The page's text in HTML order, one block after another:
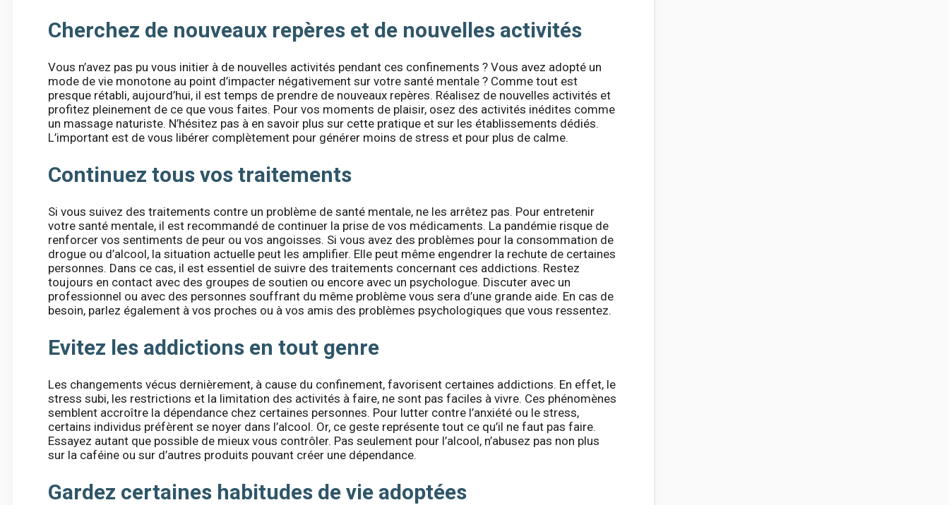
Cherchez de nouveaux repères et de nouvelles activités
Vous n’avez pas pu vous initier à de nouvelles activités pendant ces confinements ? Vous avez adopté un
mode de vie monotone au point d’impacter négativement sur votre santé mentale ? Comme tout est
presque rétabli, aujourd’hui, il est temps de prendre de nouveaux repères. Réalisez de nouvelles activités et
profitez pleinement de ce que vous faites. Pour vos moments de plaisir, osez des activités inédites comme
un massage naturiste. N’hésitez pas à en savoir plus sur cette pratique et sur les établissements dédiés.
L’important est de vous libérer complètement pour générer moins de stress et pour plus de calme.
Continuez tous vos traitements
Si vous suivez des traitements contre un problème de santé mentale, ne les arrêtez pas. Pour entretenir
votre santé mentale, il est recommandé de continuer la prise de vos médicaments. La pandémie risque de
renforcer vos sentiments de peur ou vos angoisses. Si vous avez des problèmes pour la consommation de
drogue ou d’alcool, la situation actuelle peut les amplifier. Elle peut même engendrer la rechute de certaines
personnes. Dans ce cas, il est essentiel de suivre des traitements concernant ces addictions. Restez
toujours en contact avec des groupes de soutien ou encore avec un psychologue. Discuter avec un
professionnel ou avec des personnes souffrant du même problème vous sera d’une grande aide. En cas de
besoin, parlez également à vos proches ou à vos amis des problèmes psychologiques que vous ressentez.
Evitez les addictions en tout genre
Les changements vécus dernièrement, à cause du confinement, favorisent certaines addictions. En effet, le
stress subi, les restrictions et la limitation des activités à faire, ne sont pas faciles à vivre. Ces phénomènes
semblent accroître la dépendance chez certaines personnes. Pour lutter contre l’anxiété ou le stress,
certains individus préfèrent se noyer dans l’alcool. Or, ce geste représente tout ce qu’il ne faut pas faire.
Essayez autant que possible de mieux vous contrôler. Pas seulement pour l’alcool, n’abusez pas non plus
sur la caféine ou sur d’autres produits pouvant créer une dépendance.
Gardez certaines habitudes de vie adoptées